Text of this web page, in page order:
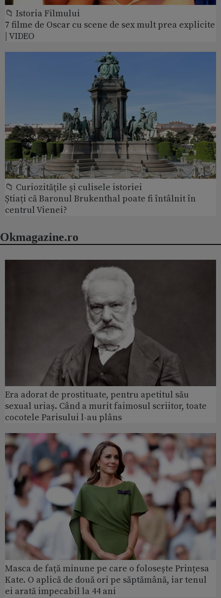
📁 Istoria Filmului
7 filme de Oscar cu scene de sex mult prea explicite
| VIDEO
📁 Curiozităţile şi culisele istoriei
Știați că Baronul Brukenthal poate fi întâlnit în
centrul Vienei?
Okmagazine.ro
Era adorat de prostituate, pentru apetitul său
sexual uriaș. Când a murit faimosul scriitor, toate
cocotele Parisului l-au plâns
Masca de față minune pe care o folosește Prințesa
Kate. O aplică de două ori pe săptămână, iar tenul
ei arată impecabil la 44 ani